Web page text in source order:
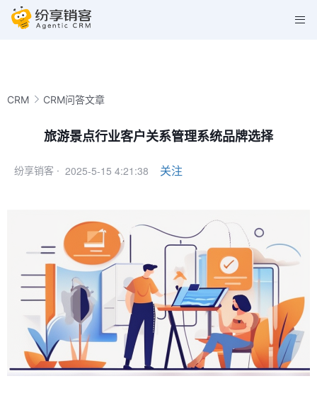
CRM CRM问答文章
旅游景点行业客户关系管理系统品牌选择
纷享销客 · 2025-5-15 4:21:38 关注